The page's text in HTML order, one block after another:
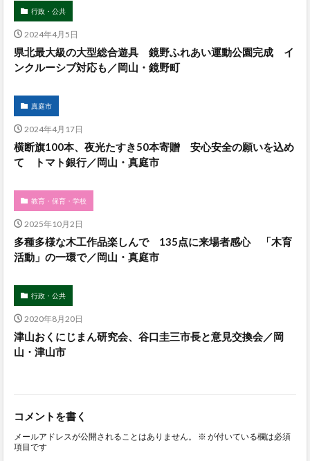
行政・公共
2024年4月5日
県北最大級の大型総合遊具 鏡野ふれあい運動公園完成 イ
ンクルーシブ対応も／岡山・鏡野町
真庭市
2024年4月17日
横断旗100本、夜光たすき50本寄贈 安心安全の願いを込め
て トマト銀行／岡山・真庭市
教育・保育・学校
2025年10月2日
多種多様な木工作品楽しんで 135点に来場者感心 「木育
活動」の一環で／岡山・真庭市
行政・公共
2020年8月20日
津山おくにじまん研究会、谷口圭三市長と意見交換会／岡
山・津山市
コメントを書く
メールアドレスが公開されることはありません。 ※ が付いている欄は必須
項目です